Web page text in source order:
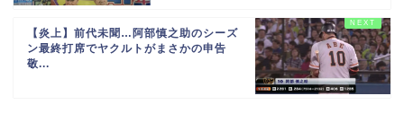
【炎上】前代未聞…阿部慎之助のシーズ
ン最終打席でヤクルトがまさかの申告
敬...